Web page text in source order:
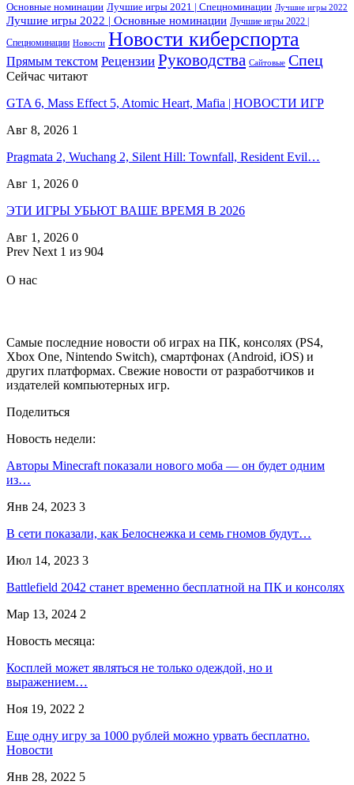
Основные номинации Лучшие игры 2021 | Спецноминации Лучшие игры 2022
Лучшие игры 2022 | Основные номинации Лучшие игры 2022 |
Спецноминации Новости Новости киберспорта
Прямым текстом Рецензии Руководства Сайтовые Спец
Сейчас читают
GTA 6, Mass Effect 5, Atomic Heart, Mafia | НОВОСТИ ИГР
Авг 8, 2026 1
Pragmata 2, Wuchang 2, Silent Hill: Townfall, Resident Evil…
Авг 1, 2026 0
ЭТИ ИГРЫ УБЬЮТ ВАШЕ ВРЕМЯ В 2026
Авг 1, 2026 0
Prev Next 1 из 904
О нас
Самые последние новости об играх на ПК, консолях (PS4,
Xbox One, Nintendo Switch), смартфонах (Android, iOS) и
других платформах. Свежие новости от разработчиков и
издателей компьютерных игр.
Поделиться
Новость недели:
Авторы Minecraft показали нового моба — он будет одним
из…
Янв 24, 2023 3
В сети показали, как Белоснежка и семь гномов будут…
Июл 14, 2023 3
Battlefield 2042 станет временно бесплатной на ПК и консолях
Мар 13, 2024 2
Новость месяца:
Косплей может являться не только одеждой, но и
выражением…
Ноя 19, 2022 2
Еще одну игру за 1000 рублей можно урвать бесплатно.
Новости
Янв 28, 2022 5